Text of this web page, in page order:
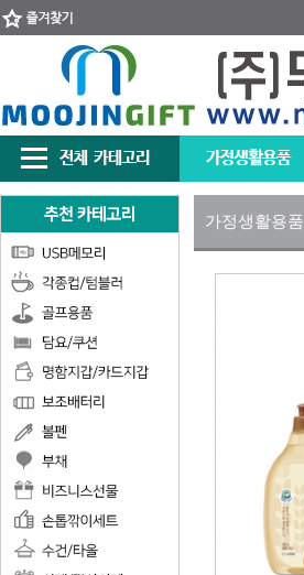
가정생활용품